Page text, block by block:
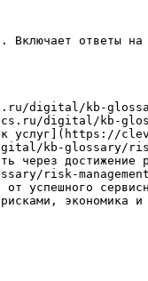
Включает ответы на
digital/kb-
digital/kb-
услуг](https://
kb-glossary/
достижение
risk-
успешного
экономика и